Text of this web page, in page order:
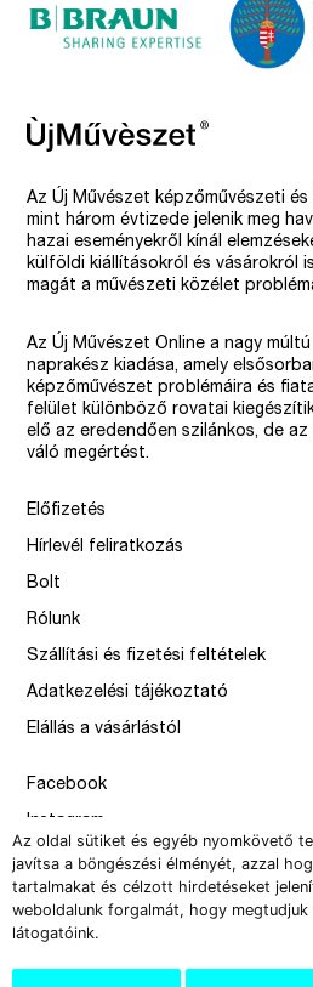
Az oldal sütiket és egyéb nyomkövető
javítsa a böngészési élményét, azzal
tartalmakat és célzott hirdetéseket
weboldalunk forgalmát, hogy megtudjuk
látogatóink.
Az Új Művészet képzőművészeti
mint három évtizede jelenik meg
hazai eseményekről kínál
külföldi kiállításokról és vásárokról
magát a művészeti közélet
Az Új Művészet Online a nagy
naprakész kiadása, amely
képzőművészet problémáira és
felület különböző rovatai
elő az eredendően szilánkos, de
váló megértést.
Előfizetés
Hírlevél feliratkozás
Bolt
Rólunk
Szállítási és fizetési feltételek
Adatkezelési tájékoztató
Elállás a vásárlástól
Facebook
Instagram
Issue
–
design by Solymosi Mór, Sirbik Attila
webbyzolka